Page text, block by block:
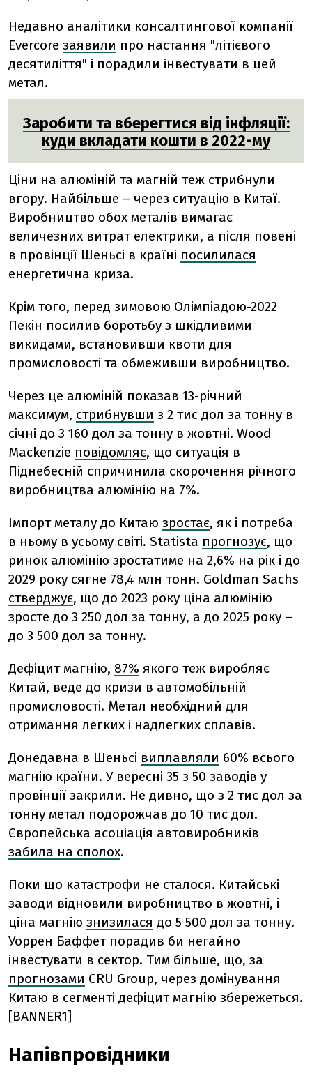
Недавно аналітики консалтингової компанії
Evercore заявили про настання "літієвого
десятиліття" і порадили інвестувати в цей
метал.
Заробити та вберегтися від інфляції:
куди вкладати кошти в 2022-му
Ціни на алюміній та магній теж стрибнули
вгору. Найбільше – через ситуацію в Китаї.
Виробництво обох металів вимагає
величезних витрат електрики, а після повені
в провінції Шеньсі в країні посилилася
енергетична криза.
Крім того, перед зимовою Олімпіадою-2022
Пекін посилив боротьбу з шкідливими
викидами, встановивши квоти для
промисловості та обмеживши виробництво.
Через це алюміній показав 13-річний
максимум, стрибнувши з 2 тис дол за тонну в
січні до 3 160 дол за тонну в жовтні. Wood
Mackenzie повідомляє, що ситуація в
Піднебесній спричинила скорочення річного
виробництва алюмінію на 7%.
Імпорт металу до Китаю зростає, як і потреба
в ньому в усьому світі. Statista прогнозує, що
ринок алюмінію зростатиме на 2,6% на рік і до
2029 року сягне 78,4 млн тонн. Goldman Sachs
стверджує, що до 2023 року ціна алюмінію
зросте до 3 250 дол за тонну, а до 2025 року –
до 3 500 дол за тонну.
Дефіцит магнію, 87% якого теж виробляє
Китай, веде до кризи в автомобільній
промисловості. Метал необхідний для
отримання легких і надлегких сплавів.
Донедавна в Шеньсі виплавляли 60% всього
магнію країни. У вересні 35 з 50 заводів у
провінції закрили. Не дивно, що з 2 тис дол за
тонну метал подорожчав до 10 тис дол.
Європейська асоціація автовиробників
забила на сполох.
Поки що катастрофи не сталося. Китайські
заводи відновили виробництво в жовтні, і
ціна магнію знизилася до 5 500 дол за тонну.
Уоррен Баффет порадив би негайно
інвестувати в сектор. Тим більше, що, за
прогнозами CRU Group, через домінування
Китаю в сегменті дефіцит магнію збережеться.
[BANNER1]
Напівпровідники